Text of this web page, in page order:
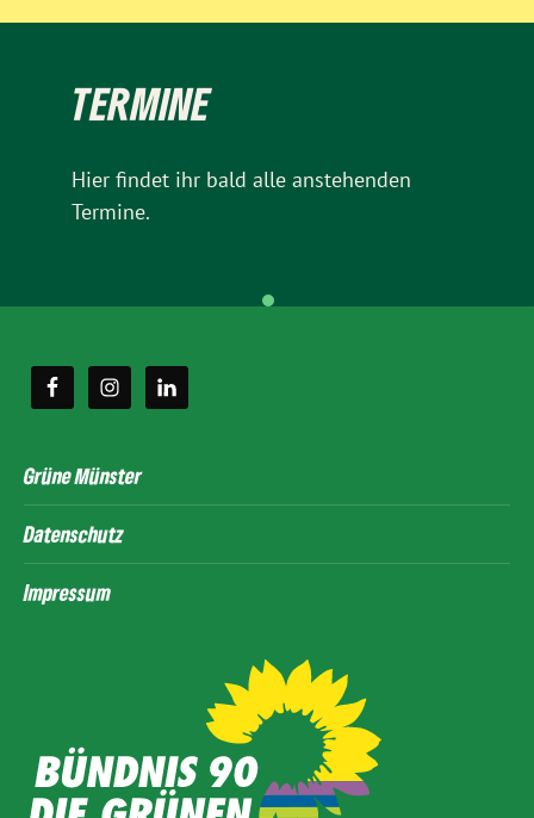
TERMINE
Hier findet ihr bald alle anstehenden
Termine.
Grüne Münster
Datenschutz
Impressum